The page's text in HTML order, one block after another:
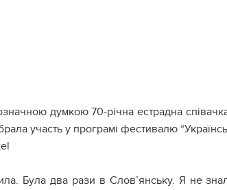
думкою 70-річна естрадна
участь у програмі фестивалю
Була два рази в Слов’янську. Я не